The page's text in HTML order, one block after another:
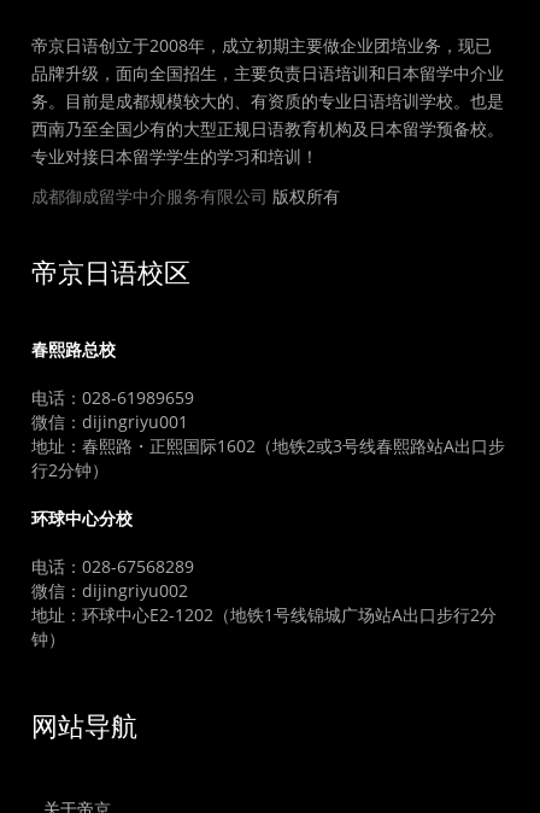
帝京日语创立于2008年，成立初期主要做企业团培业务，现已
品牌升级，面向全国招生，主要负责日语培训和日本留学中介业
务。目前是成都规模较大的、有资质的专业日语培训学校。也是
西南乃至全国少有的大型正规日语教育机构及日本留学预备校。
专业对接日本留学学生的学习和培训！
成都御成留学中介服务有限公司 版权所有
帝京日语校区
春熙路总校
电话：028-61989659
微信：dijingriyu001
地址：春熙路・正熙国际1602（地铁2或3号线春熙路站A出口步
行2分钟）
环球中心分校
电话：028-67568289
微信：dijingriyu002
地址：环球中心E2-1202（地铁1号线锦城广场站A出口步行2分
钟）
网站导航
关于帝京